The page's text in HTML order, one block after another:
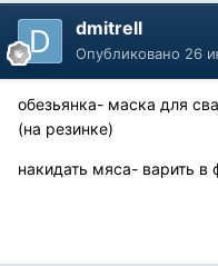
dmitrell
Опубликовано 26
обезьянка- маска для
(на резинке)
накидать мяса- варить в